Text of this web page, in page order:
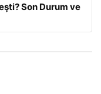
Son Durum ve